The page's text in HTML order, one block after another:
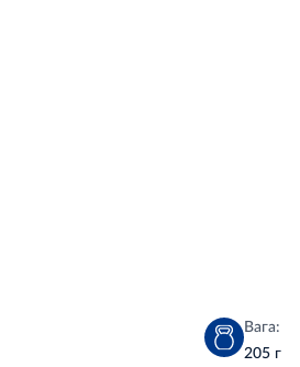
Вага:
205 г